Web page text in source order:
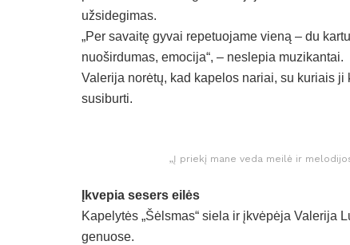
užsidegimas.
„Per savaitę gyvai repetuojame vieną – du
nuoširdumas, emocija“, – neslepia muzikantai.
Valerija norėtų, kad kapelos nariai, su kuriais
susiburti.
„Į priekį mane veda meilė ir
Įkvepia sesers eilės
Kapelytės „Šėlsmas“ siela ir įkvėpėja Valerija
genuose.